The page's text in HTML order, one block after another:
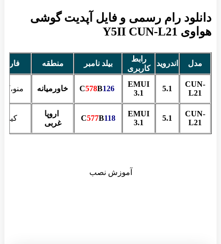
دانلود رام رسمی و فایل آپدیت گوشی
هواوی Y5II CUN-L21
مدل اندروید
رابط
کاربری
بیلد نامبر منطقه
CUN-
L21
5.1
EMUI
3.1
578B126 خاورمیانه
CUN-
L21
5.1
EMUI
3.1
C577B118
اروپا
غربی
آموزش نصب